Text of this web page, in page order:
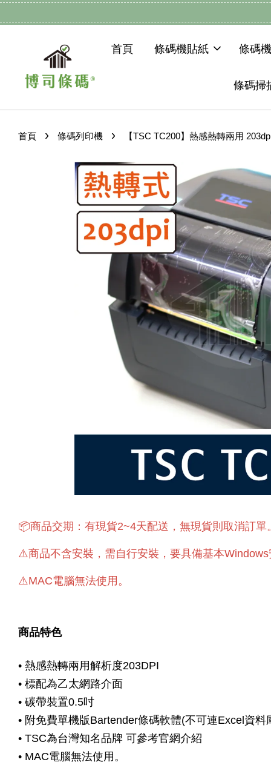
首頁 條碼機貼紙 條碼
條碼掃
首頁 › 條碼列印機 › 【TSC TC200】熱感熱轉兩用
📦商品交期：有現貨2~4天配送， 無現貨則取消訂單。
⚠️商品不含安裝，需自行安裝，要具備基本Windows
⚠️MAC電腦無法使用。
商品特色
• 熱感熱轉兩用解析度203DPI
• 標配為乙太網路介面
• 碳帶裝置0.5吋
• 附免費單機版Bartender條碼軟體(不可連Excel資料
• TSC為台灣知名品牌 可參考官網介紹
• MAC電腦無法使用。